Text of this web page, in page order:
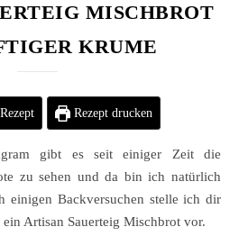
MISCHBROT
KRUME
Rezept drucken
zu sehen und da bin ich natürlich
einigen Backversuchen stelle ich dir
Artisan Sauerteig Mischbrot vor.